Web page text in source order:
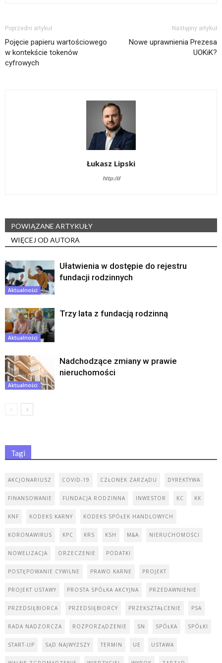
Poprzedni artykuł
Pojęcie papieru wartościowego
w kontekście tokenów
cyfrowych
Następny artykuł
Nowe uprawnienia Prezesa
UOKiK?
Łukasz Lipski
http://d
POWIĄZANE ARTYKUŁY
WIĘCEJ OD AUTORA
Aktualności
Ułatwienia w dostępie do rejestru
fundacji rodzinnych
Aktualności
Trzy lata z fundacją rodzinną
Aktualności
Nadchodzące zmiany w prawie
nieruchomości
Tagi
AKCJONARIUSZ COVID-19 CZŁONEK ZARZĄDU DYREKTYWA
FINANSOWANIE FUNDACJA RODZINNA INWESTOR KC KK
KNF KODEKS KARNY KODEKS SPÓŁEK HANDLOWYCH
KORONAWIRUS KPC KRS KSH M&A NIERUCHOMOŚCI
NOWELIZACJA ORZECZENIE PODATKI
POSTĘPOWANIE CYWILNE PRAWO KARNE PROJEKT
PROJEKT USTAWY PROSTA SPÓŁKA AKCYJNA PRZEDAWNIENIE
PRZEDSIĘBIORCA PRZEDSIĘBIORCY PRZEKSZTAŁCENIE PSA
RADA NADZORCZA ROZPORZĄDZENIE SN SPÓŁKA SPÓŁKI
START-UP SĄD NAJWYŻSZY TERMIN UE USTAWA